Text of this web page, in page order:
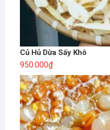
Củ Hủ Dừa Sấy Khô
950.000₫